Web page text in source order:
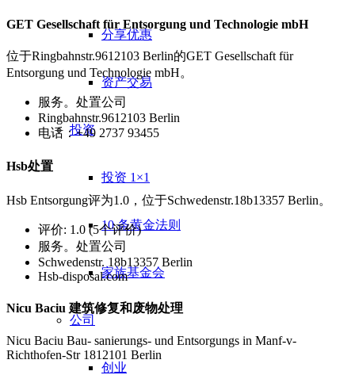
分享优惠
资产交易
投资
投资 1×1
10 条黄金法则
家族基金会
公司
创业
GET Gesellschaft für Entsorgung und Technologie mbH
位于Ringbahnstr.9612103 Berlin的GET Gesellschaft für
Entsorgung und Technologie mbH。
服务。处置公司
Ringbahnstr.9612103 Berlin
电话：+49 2737 93455
Hsb处置
Hsb Entsorgung评为1.0，位于Schwedenstr.18b13357 Berlin。
评价: 1.0 (5个评价)
服务。处置公司
Schwedenstr. 18b13357 Berlin
Hsb-disposal.com
Nicu Baciu 建筑修复和废物处理
Nicu Baciu Bau- sanierungs- und Entsorgungs in Manf-v-
Richthofen-Str 1812101 Berlin